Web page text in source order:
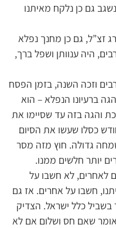
גם כן נלקח מאיתנו
זצ”ל, גם כן מחנך נפלא
היה ענוותן ושפל ברך,
וזכה השנה, בזמן הפסח
ברעיונו הנפלא – הוא
והגה בזה עד שסיימו את
כסלו שעשו את הסיום
גדולה. חוץ מזה מסר
יותר חלשים ממנו.
לאחרים, לא חשבו על
חשבו על אחרים. אז גם
בשביל כלל ישראל. הצדיק
אומר שאם חס ושלום אם לא